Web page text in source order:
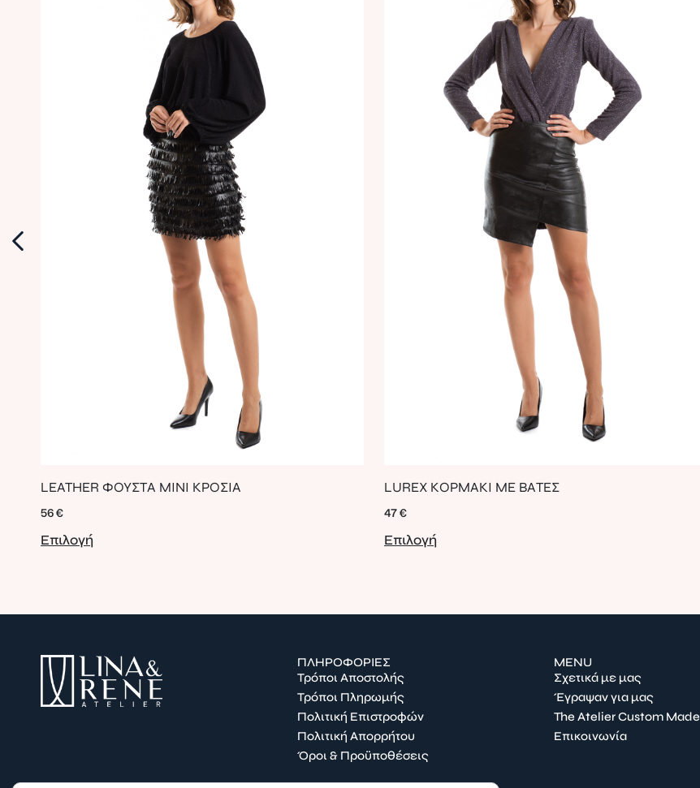
LEATHER ΦΟΥΣΤΑ ΜΙΝΙ ΚΡΟΣΙΑ
56€
Επιλογή
LUREX ΚΟΡΜΑΚΙ ΜΕ ΒΑΤΕΣ
47€
Επιλογή
ΠΛΗΡΟΦΟΡΙΕΣ
Τρόποι Αποστολής
Τρόποι Πληρωμής
Πολιτική Επιστροφών
Πολιτική Απορρήτου
Όροι & Προϋποθέσεις
MENU
Σχετικά με μας
Έγραψαν για μας
The Atelier Custom Made
Επικοινωνία